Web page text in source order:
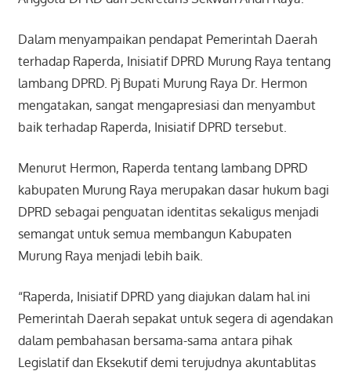
Dalam menyampaikan pendapat Pemerintah Daerah
terhadap Raperda, Inisiatif DPRD Murung Raya tentang
lambang DPRD. Pj Bupati Murung Raya Dr. Hermon
mengatakan, sangat mengapresiasi dan menyambut
baik terhadap Raperda, Inisiatif DPRD tersebut.
Menurut Hermon, Raperda tentang lambang DPRD
kabupaten Murung Raya merupakan dasar hukum bagi
DPRD sebagai penguatan identitas sekaligus menjadi
semangat untuk semua membangun Kabupaten
Murung Raya menjadi lebih baik.
“Raperda, Inisiatif DPRD yang diajukan dalam hal ini
Pemerintah Daerah sepakat untuk segera di agendakan
dalam pembahasan bersama-sama antara pihak
Legislatif dan Eksekutif demi terujudnya akuntablitas